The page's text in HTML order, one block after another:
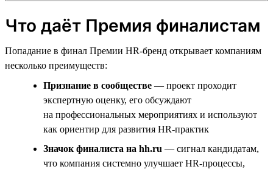
Что даёт Премия финалистам
Попадание в финал Премии HR-бренд открывает компаниям
несколько преимуществ:
Признание в сообществе — проект проходит
экспертную оценку, его обсуждают
на профессиональных мероприятиях и используют
как ориентир для развития HR-практик
Значок финалиста на hh.ru — сигнал кандидатам,
что компания системно улучшает HR-процессы,